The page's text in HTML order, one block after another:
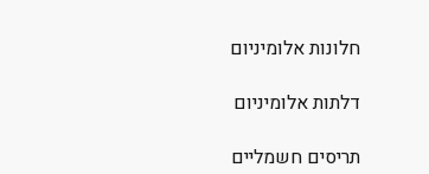
חלונות אלומיניום
דלתות אלומיניום
תריסים חשמליים